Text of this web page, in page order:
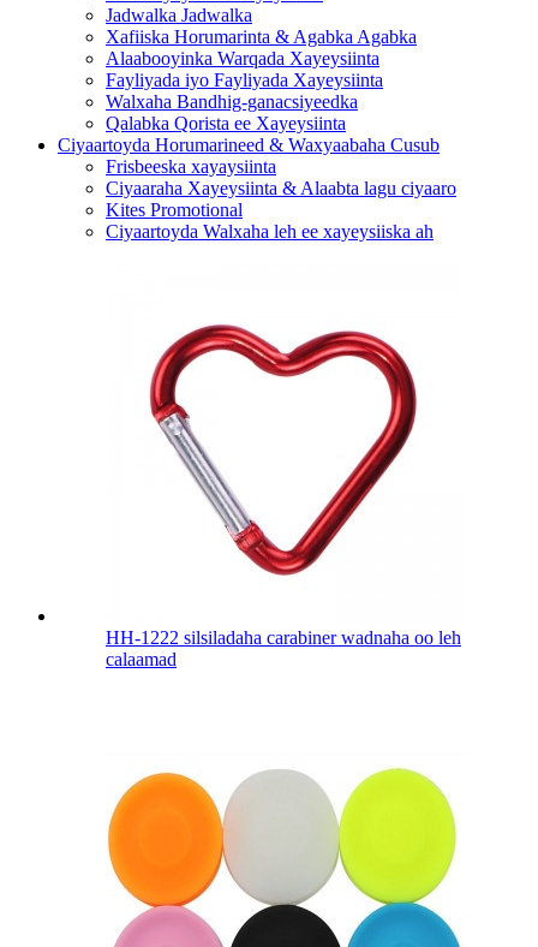
Jadwalka Jadwalka
Xafiiska Horumarinta & Agabka Agabka
Alaabooyinka Warqada Xayeysiinta
Fayliyada iyo Fayliyada Xayeysiinta
Walxaha Bandhig-ganacsiyeedka
Qalabka Qorista ee Xayeysiinta
Ciyaartoyda Horumarineed & Waxyaabaha Cusub
Frisbeeska xayaysiinta
Ciyaaraha Xayeysiinta & Alaabta lagu ciyaaro
Kites Promotional
Ciyaartoyda Walxaha leh ee xayeysiiska ah
HH-1222 silsiladaha carabiner wadnaha oo leh
calaamad